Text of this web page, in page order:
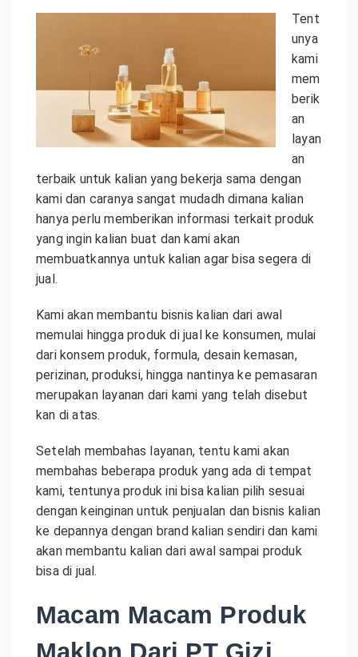
Tent
unya
kami
mem
berik
an
layan
an
terbaik untuk kalian yang bekerja sama dengan
kami dan caranya sangat mudadh dimana kalian
hanya perlu memberikan informasi terkait produk
yang ingin kalian buat dan kami akan
membuatkannya untuk kalian agar bisa segera di
jual.
Kami akan membantu bisnis kalian dari awal
memulai hingga produk di jual ke konsumen, mulai
dari konsem produk, formula, desain kemasan,
perizinan, produksi, hingga nantinya ke pemasaran
merupakan layanan dari kami yang telah disebut
kan di atas.
Setelah membahas layanan, tentu kami akan
membahas beberapa produk yang ada di tempat
kami, tentunya produk ini bisa kalian pilih sesuai
dengan keinginan untuk penjualan dan bisnis kalian
ke depannya dengan brand kalian sendiri dan kami
akan membantu kalian dari awal sampai produk
bisa di jual.
Macam Macam Produk